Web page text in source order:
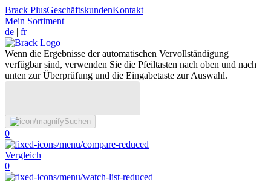
Brack PlusGeschäftskundenKontakt
Mein Sortiment
de | fr
Wenn die Ergebnisse der automatischen Vervollständigung
verfügbar sind, verwenden Sie die Pfeiltasten nach oben und nach
unten zur Überprüfung und die Eingabetaste zur Auswahl.
Suchen
0
Vergleich
0